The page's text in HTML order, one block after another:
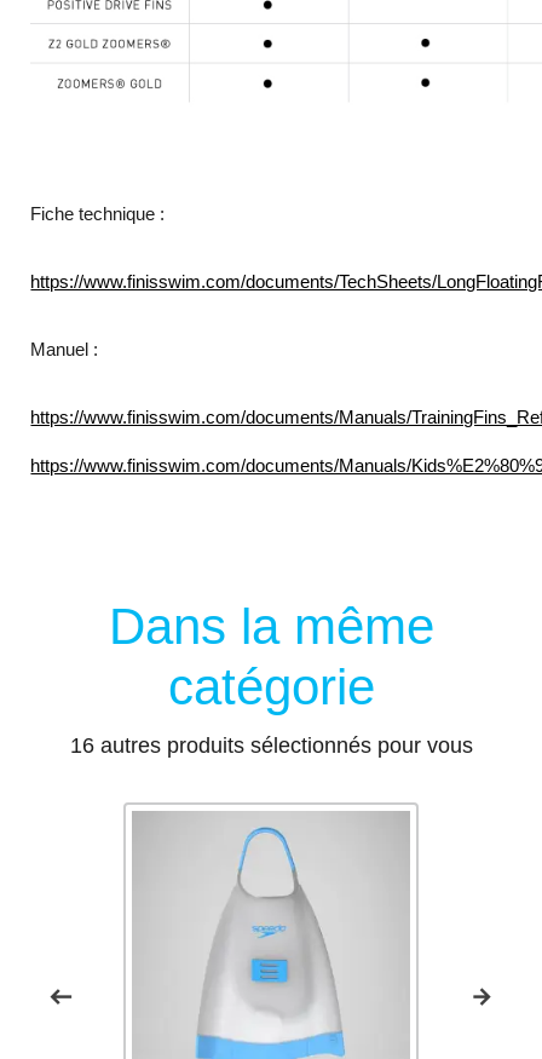
Fiche technique :
https://www.finisswim.com/documents/TechSheets/
Manuel :
https://www.finisswim.com/documents/Manuals/
https://www.finisswim.com/documents/Manuals/
Dans la même
catégorie
16 autres produits sélectionnés pour vous